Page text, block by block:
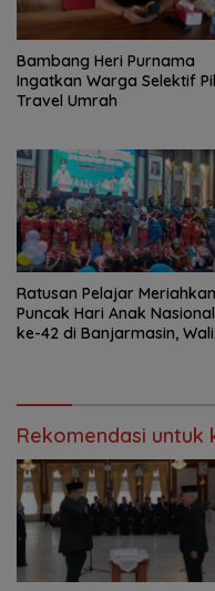
Bambang Heri Purnama
Ingatkan Warga Selektif
Travel Umrah
Ratusan Pelajar Meriahkan
Puncak Hari Anak Nasional
ke-42 di Banjarmasin, Wali
Rekomendasi untuk